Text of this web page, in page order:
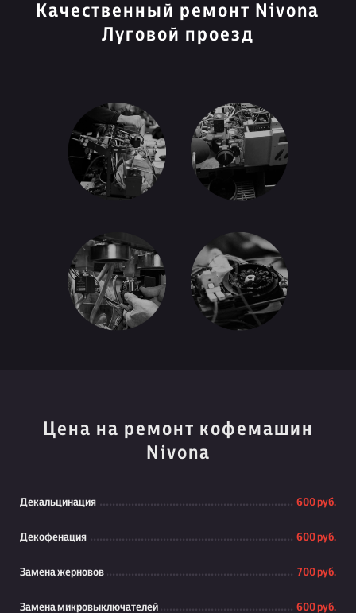
Качественный ремонт Nivona
Луговой проезд
Цена на ремонт кофемашин
Nivona
Декальцинация 600 руб.
Декофенация 600 руб.
Замена жерновов 700 руб.
Замена микровыключателей 600 руб.